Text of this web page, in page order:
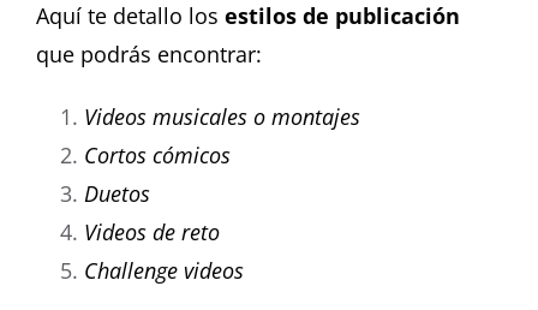
Aquí te detallo los estilos de publicación
que podrás encontrar:
Videos musicales o montajes
Cortos cómicos
Duetos
Videos de reto
Challenge videos